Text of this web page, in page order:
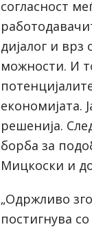
согласност
дијалог и
можности. И
економијата.
решенија.
борба за
Мицкоски и
„Одржливо
постигнува